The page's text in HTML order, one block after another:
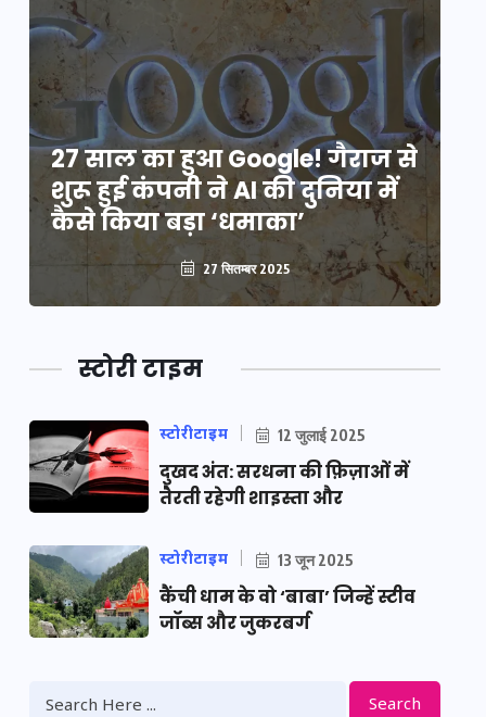
27 साल का हुआ Google! गैराज से
शुरू हुई कंपनी ने AI की दुनिया में
कैसे किया बड़ा ‘धमाका’
27 सितम्बर 2025
स्टोरी टाइम
स्टोरीटाइम 12 जुलाई 2025
दुखद अंत: सरधना की फ़िज़ाओं में
तैरती रहेगी शाइस्ता और
स्टोरीटाइम 13 जून 2025
कैंची धाम के वो ‘बाबा’ जिन्हें स्टीव
जॉब्स और जुकरबर्ग
Search